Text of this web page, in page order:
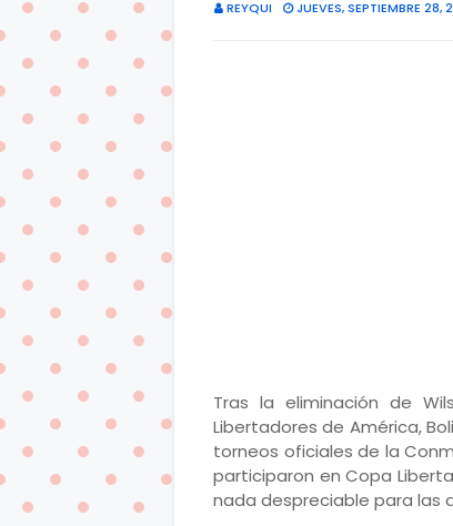
REYQUI JUEVES, SEPTIEMBRE 28,
Tras la eliminación de
Libertadores de América,
torneos oficiales de la
participaron en Copa
nada despreciable para las